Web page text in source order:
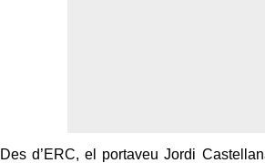
Des d’ERC, el portaveu Jordi